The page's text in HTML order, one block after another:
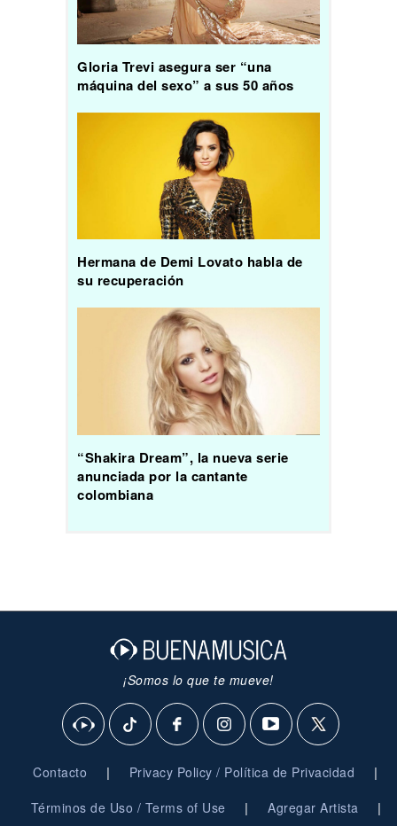
Gloria Trevi asegura ser “una
máquina del sexo” a sus 50 años
Hermana de Demi Lovato habla de
su recuperación
“Shakira Dream”, la nueva serie
anunciada por la cantante
colombiana
¡Somos lo que te mueve!
Contacto | Privacy Policy / Política de Privacidad |
Términos de Uso / Terms of Use | Agregar Artista |